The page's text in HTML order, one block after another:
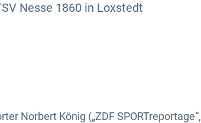
Nesse 1860 in Loxstedt
Norbert König („ZDF SPORTreportage“,